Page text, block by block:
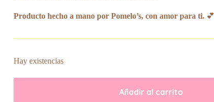
Producto hecho a mano por Pomelo’s, con amor para ti.💕
Hay existencias
Añadir al carrito